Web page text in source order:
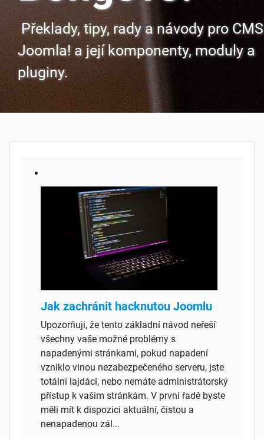
Překlady, tipy, rady a návody pro CMS
Joomla! a její komponenty, moduly a
pluginy.
Jak zachránit hacknutou Joomlu
Upozorňuji, že tento základní návod neřeší
všechny vaše možné problémy s
napadenými stránkami, pokud napadení
vzniklo vinou nezabezpečeného serveru, jste
totální lajdáci, nebo nemáte administrátorský
přístup k vašim stránkám. V první řadě byste
měli mít k dispozici aktuální, čistou a
nenapadenou zál...